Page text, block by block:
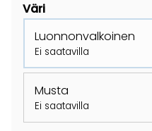
Väri
Luonnonvalkoinen
Ei saatavilla
Musta
Ei saatavilla